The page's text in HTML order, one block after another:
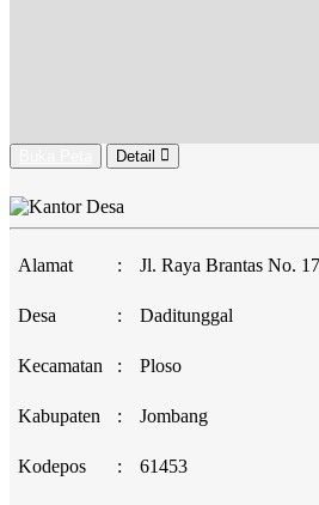
Detail
Alamat : Jl. Raya Brantas No.
Desa : Daditunggal
Kecamatan : Ploso
Kabupaten : Jombang
Kodepos : 61453